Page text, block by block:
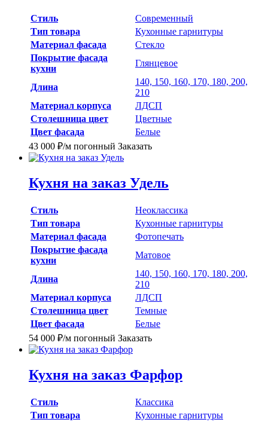
Стиль
Современный
Тип товара
Кухонные гарнитуры
Материал фасада
Стекло
Покрытие фасада
кухни
Глянцевое
Длина
140, 150, 160, 170, 180, 200,
210
Материал корпуса
ЛДСП
Столешница цвет
Цветные
Цвет фасада
Белые
43 000 ₽/м погонный Заказать
Кухня на заказ Удель
Стиль
Неоклассика
Тип товара
Кухонные гарнитуры
Материал фасада
Фотопечать
Покрытие фасада
кухни
Матовое
Длина
140, 150, 160, 170, 180, 200,
210
Материал корпуса
ЛДСП
Столешница цвет
Темные
Цвет фасада
Белые
54 000 ₽/м погонный Заказать
Кухня на заказ Фарфор
Стиль
Классика
Тип товара
Кухонные гарнитуры